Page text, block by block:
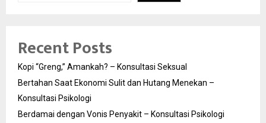
Recent Posts
Kopi “Greng,” Amankah? – Konsultasi Seksual
Bertahan Saat Ekonomi Sulit dan Hutang Menekan –
Konsultasi Psikologi
Berdamai dengan Vonis Penyakit – Konsultasi Psikologi